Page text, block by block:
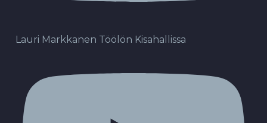
Lauri Markkanen Töölön Kisahallissa